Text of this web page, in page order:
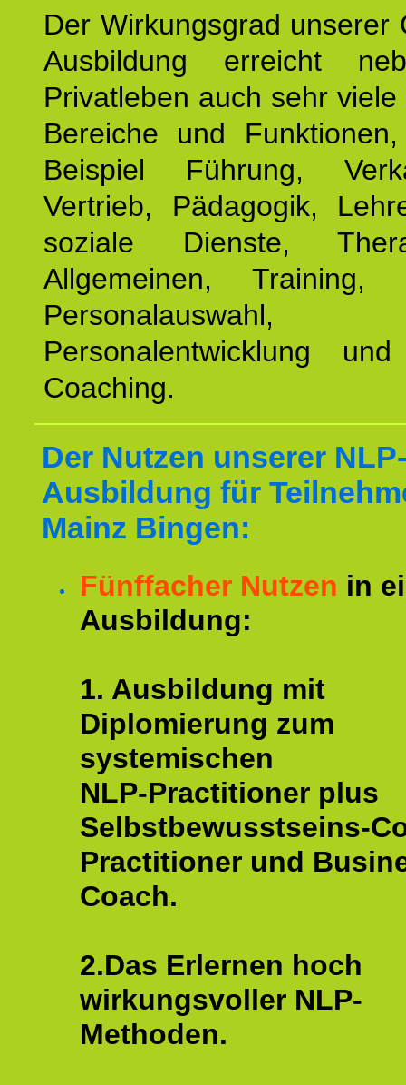
Der Wirkungsgrad unserer
Ausbildung erreicht
Privatleben auch sehr
Bereiche und
Beispiel Führung,
Vertrieb, Pädagogik,
soziale Dienste,
Allgemeinen, Training,
Personalauswahl,
Personalentwicklung
Coaching.
Der Nutzen unserer
Ausbildung für
Mainz Bingen:
Fünffacher Nutzen in
Ausbildung:
1. Ausbildung mit
Diplomierung zum
systemischen
NLP-Practitioner plus
Selbstbewusstseins-
Practitioner und
Coach.
2.Das Erlernen hoch
wirkungsvoller NLP-
Methoden.